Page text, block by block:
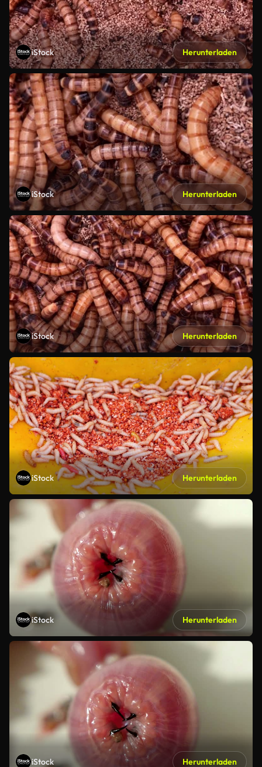
iStock Herunterladen
iStock Herunterladen
iStock Herunterladen
iStock Herunterladen
iStock Herunterladen
iStock Herunterladen